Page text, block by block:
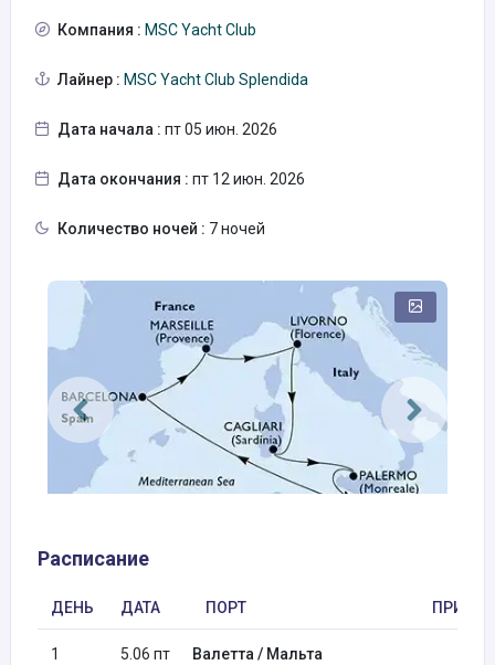
Компания : MSC Yacht Club
Лайнер : MSC Yacht Club Splendida
Дата начала : пт 05 июн. 2026
Дата окончания : пт 12 июн. 2026
Количество ночей : 7 ночей
Расписание
ДЕНЬ ДАТА ПОРТ
1 5.06 пт Валетта / Мальта